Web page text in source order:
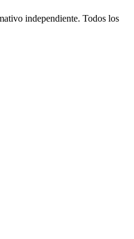
independiente. Todos los